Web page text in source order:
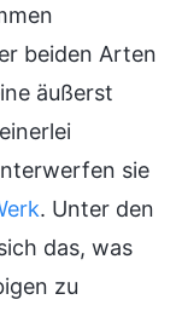
beiden Arten
äußerst
sie
. Unter den
das, was
zu